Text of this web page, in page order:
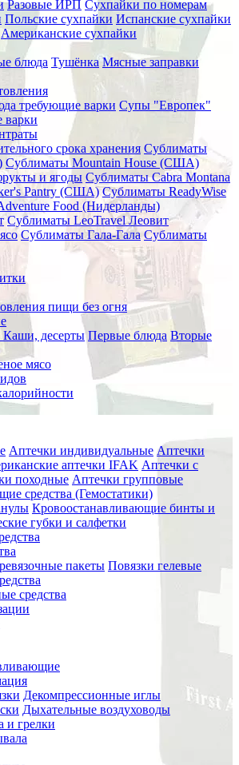
Разовые ИРП Сухпайки по номерам
Польские сухпайки Испанские сухпайки
Американские сухпайки
блюда Тушёнка Мясные заправки
требующие варки Супы "Европек"
варки
срока хранения Сублиматы
Сублиматы Mountain House (США)
и ягоды Сублиматы Cabra Montana
Pantry (США) Сублиматы ReadyWise
Food (Нидерланды)
Сублиматы LeoTravel Леовит
Сублиматы Гала-Гала Сублиматы
пищи без огня
Каши, десерты Первые блюда Вторые
мясо
Аптечки индивидуальные Аптечки
аптечки IFAK Аптечки с
походные Аптечки групповые
средства (Гемостатики)
Кровоостанавливающие бинты и
губки и салфетки
пакеты Повязки гелевые
средства
Декомпрессионные иглы
Дыхательные воздуховоды
и грелки